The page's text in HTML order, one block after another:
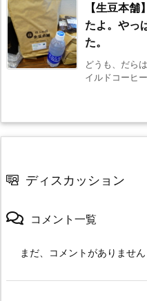
【生豆本
たよ。やっ
た。
どうも、だら
イルドコーヒ
ディスカッション
コメント一覧
まだ、コメントがありません